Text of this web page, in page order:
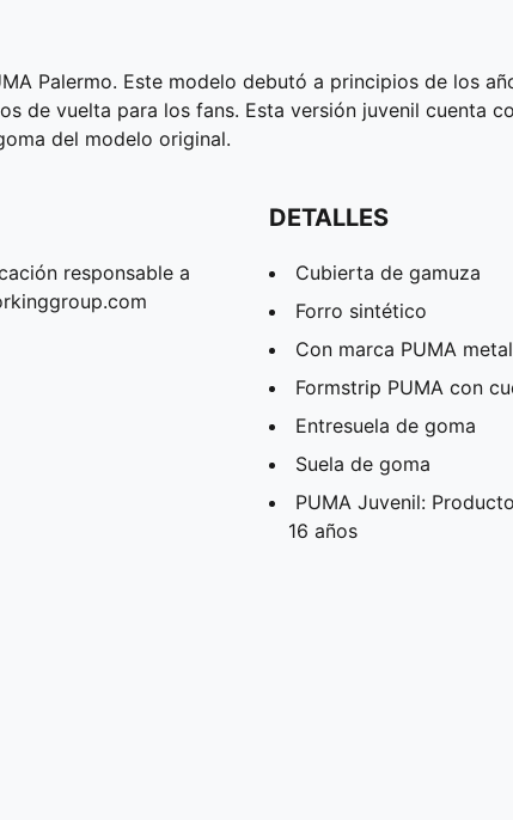
Palermo. Este modelo debutó a principios de los
de vuelta para los fans. Esta versión juvenil cuenta
del modelo original.
responsable a
DETALLES
Cubierta de gamuza
Forro sintético
Con marca PUMA
Formstrip PUMA con
Entresuela de goma
Suela de goma
PUMA Juvenil:
16 años